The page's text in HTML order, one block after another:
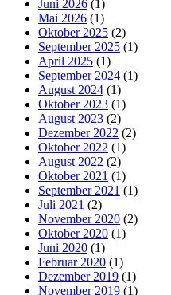
Juni 2026 (1)
Mai 2026 (1)
Oktober 2025 (2)
September 2025 (1)
April 2025 (1)
September 2024 (1)
August 2024 (1)
Oktober 2023 (1)
August 2023 (2)
Dezember 2022 (2)
Oktober 2022 (1)
August 2022 (2)
Oktober 2021 (1)
September 2021 (1)
Juli 2021 (2)
November 2020 (2)
Oktober 2020 (1)
Juni 2020 (1)
Februar 2020 (1)
Dezember 2019 (1)
November 2019 (1)